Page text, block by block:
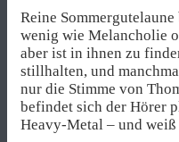
Reine
wenig wie Melancholie
aber ist in ihnen zu
stillhalten, und
nur die Stimme von
befindet sich der Hörer
Heavy-Metal – und